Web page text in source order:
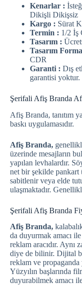
Kenarlar :
Dikişli Dikişsiz
Kargo : Sürat
Termin : 1/2 İş
Tasarım :
Tasarım
CDR
Garanti : Dış
garantisi yoktur.
Şerifali Afiş Branda
Afiş Branda, tanıtım
baskı uygulamasıdır.
Afiş Branda,
üzerinde mesajların
yapılan levhalardır.
net bir şekilde pankart
sabitlenir veya elde
ulaşmaktadır.
Şerifali Afiş Branda
Afiş Branda,
da duyurmak amacı
reklam aracıdır. Aynı
diye de bilinir. Dijital
reklam ve
Yüzyılın başlarında
duyurabilmek amacı